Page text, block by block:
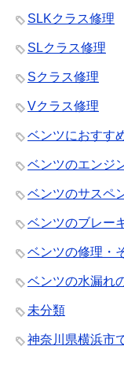
SLKクラス修理
SLクラス修理
Sクラス修理
Vクラス修理
ベンツにおすす
ベンツのエンジ
ベンツのサスペ
ベンツのブレー
ベンツの修理・
ベンツの水漏れ
未分類
神奈川県横浜市